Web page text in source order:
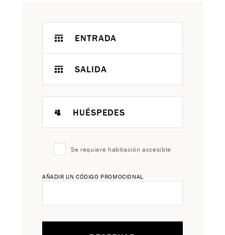
ENTRADA
SALIDA
HUÉSPEDES
Se requiere habitación accesible
AÑADIR UN CÓDIGO PROMOCIONAL